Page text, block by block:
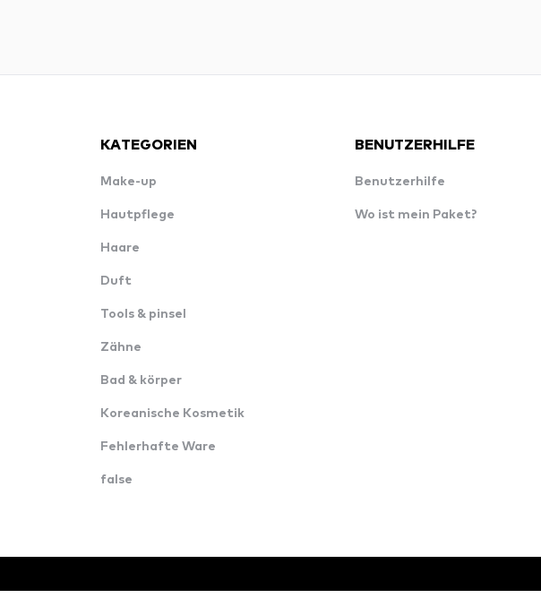
KATEGORIEN
Make-up
Hautpflege
Haare
Duft
Tools & pinsel
Zähne
Bad & körper
Koreanische Kosmetik
Fehlerhafte Ware
false
BENUTZERHILFE
Benutzerhilfe
Wo ist mein Paket?